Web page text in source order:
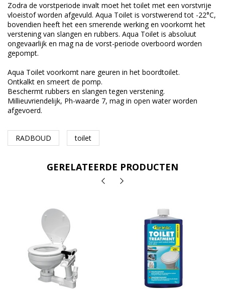
Zodra de vorstperiode invalt moet het toilet met een vorstvrije
vloeistof worden afgevuld. Aqua Toilet is vorstwerend tot -22°C,
bovendien heeft het een smerende werking en voorkomt het
verstening van slangen en rubbers. Aqua Toilet is absoluut
ongevaarlijk en mag na de vorst-periode overboord worden
gepompt.
Aqua Toilet voorkomt nare geuren in het boordtoilet.
Ontkalkt en smeert de pomp.
Beschermt rubbers en slangen tegen verstening.
Millieuvriendelijk, Ph-waarde 7, mag in open water worden
afgevoerd.
RADBOUD toilet
GERELATEERDE PRODUCTEN